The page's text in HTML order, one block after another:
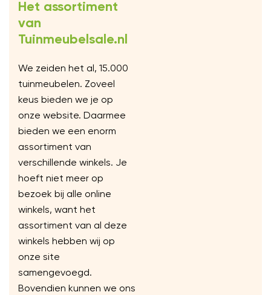
Het assortiment
van
Tuinmeubelsale.nl
We zeiden het al, 15.000
tuinmeubelen. Zoveel
keus bieden we je op
onze website. Daarmee
bieden we een enorm
assortiment van
verschillende winkels. Je
hoeft niet meer op
bezoek bij alle online
winkels, want het
assortiment van al deze
winkels hebben wij op
onze site
samengevoegd.
Bovendien kunnen we ons